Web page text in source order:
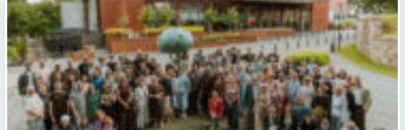
Valmieras teātris uzsāk 104. sezonu – par varu, brīvību